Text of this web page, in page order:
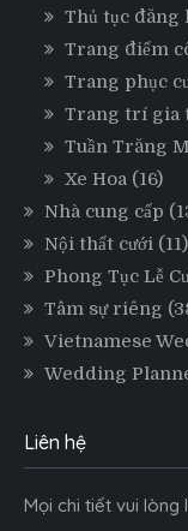
Thủ tục đăng
Trang điểm
Trang phục
Trang trí gia
Tuần Trăng
Xe Hoa (16)
Nhà cung cấp
Nội thất cưới (11)
Phong Tục Lễ
Tâm sự riêng
Vietnamese
Wedding
Liên hệ
Mọi chi tiết vui lòng